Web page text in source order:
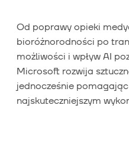
Od poprawy opieki
bioróżnorodności po
możliwości i wpływ AI
Microsoft rozwija
jednocześnie
najskuteczniejszym